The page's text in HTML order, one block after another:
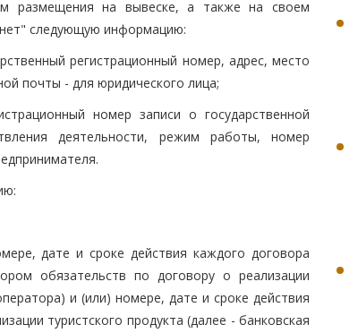
размещения на вывеске, а также на своем
следующую информацию:
регистрационный номер, адрес, место
почты - для юридического лица;
номер записи о государственной
деятельности, режим работы, номер
дате и сроке действия каждого договора
обязательств по договору о реализации
и (или) номере, дате и сроке действия
туристского продукта (далее - банковская